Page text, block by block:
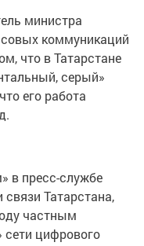
министра
коммуникаций
что в Татарстане
серый»
его работа
в пресс-службе
Татарстана,
частным
цифрового